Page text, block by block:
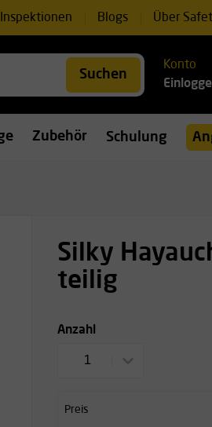
Inspektionen Blogs Über
Suchen
Konto
Zubehör Schulungen
Silky
teilig
Anzahl
1
Preis